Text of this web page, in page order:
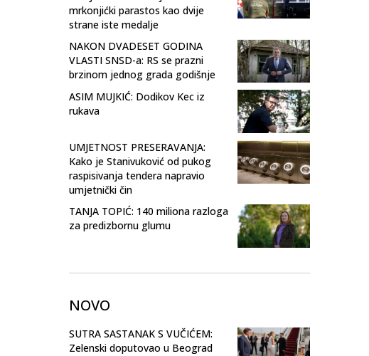
mrkonjićki parastos kao dvije
strane iste medalje
NAKON DVADESET GODINA
VLASTI SNSD-a: RS se prazni
brzinom jednog grada godišnje
ASIM MUJKIĆ: Dodikov Kec iz
rukava
UMJETNOST PRESERAVANJA:
Kako je Stanivuković od pukog
raspisivanja tendera napravio
umjetnički čin
TANJA TOPIĆ: 140 miliona razloga
za predizbornu glumu
NOVO
SUTRA SASTANAK S VUČIĆEM:
Zelenski doputovao u Beograd